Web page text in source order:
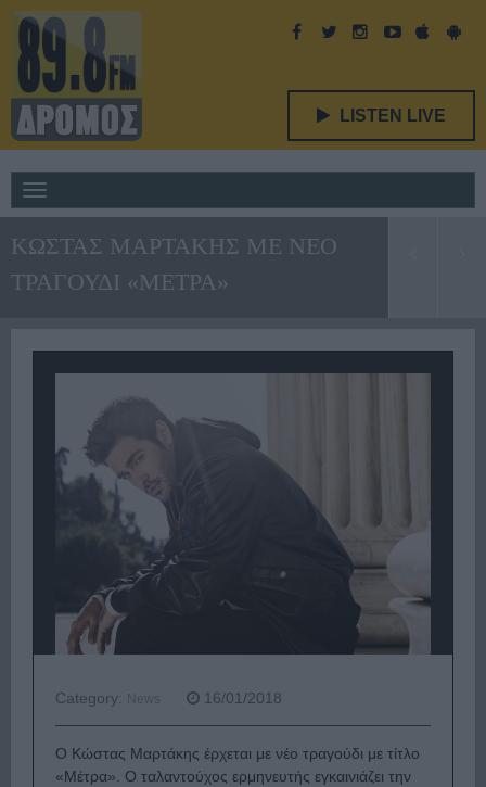
LISTEN LIVE
navigation
ΚΩΣΤΑΣ ΜΑΡΤΑΚΗΣ ΜΕ ΝΕΟ
ΤΡΑΓΟΥΔΙ «ΜΕΤΡΑ»
Category: News 16/01/2018
Ο Κώστας Μαρτάκης έρχεται με νέο τραγούδι με τίτλο
«Μέτρα». Ο ταλαντούχος ερμηνευτής εγκαινιάζει την